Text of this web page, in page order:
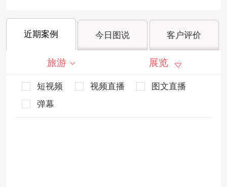
近期案例 今日图说 客户评价
旅游 展览
短视频 视频直播
图文直播
弹幕